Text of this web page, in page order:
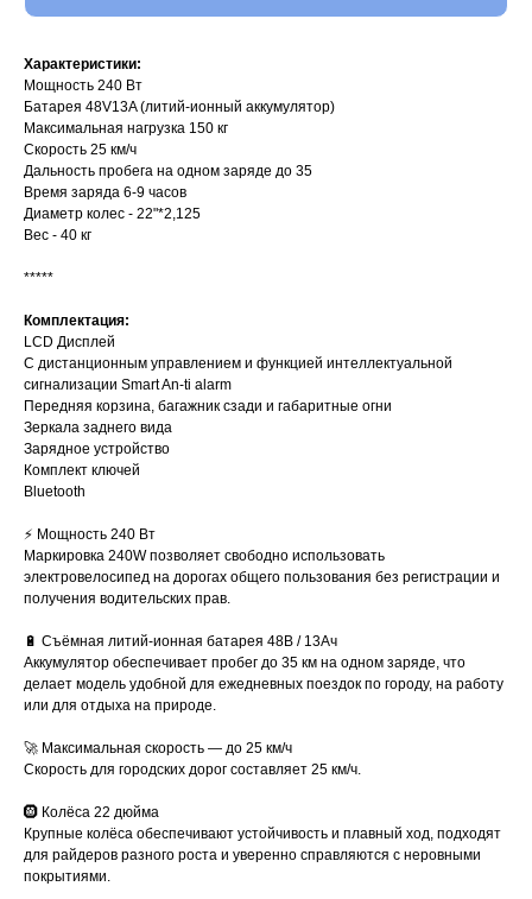
Характеристики:
Мощность 240 Вт
Батарея 48V13A (литий-ионный аккумулятор)
Максимальная нагрузка 150 кг
Скорость 25 км/ч
Дальность пробега на одном заряде до 35
Время заряда 6-9 часов
Диаметр колес - 22"*2,125
Вес - 40 кг
*****
Комплектация:
LCD Дисплей
С дистанционным управлением и функцией интеллектуальной
сигнализации Smart An-ti alarm
Передняя корзина, багажник сзади и габаритные огни
Зеркала заднего вида
Зарядное устройство
Комплект ключей
Bluetooth
⚡️ Мощность 240 Вт
Маркировка 240W позволяет свободно использовать
электровелосипед на дорогах общего пользования без регистрации и
получения водительских прав.
🔋 Съёмная литий-ионная батарея 48В / 13Ач
Аккумулятор обеспечивает пробег до 35 км на одном заряде, что
делает модель удобной для ежедневных поездок по городу, на работу
или для отдыха на природе.
🚀 Максимальная скорость — до 25 км/ч
Скорость для городских дорог составляет 25 км/ч.
🛞 Колёса 22 дюйма
Крупные колёса обеспечивают устойчивость и плавный ход, подходят
для райдеров разного роста и уверенно справляются с неровными
покрытиями.